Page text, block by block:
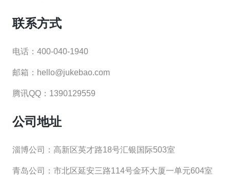
联系方式
电话：400-040-1940
邮箱：hello@jukebao.com
腾讯QQ：1390129559
公司地址
淄博公司：高新区英才路18号汇银国际503室
青岛公司：市北区延安三路114号金环大厦一单元604室